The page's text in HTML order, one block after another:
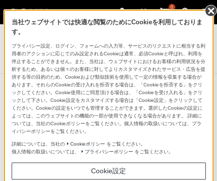
0
デジタルビデオカメラ ハンディカム
デジタルHDビデオカメラレコーダー
HDR-PJ675
180シーンを見分けて、自動的に鮮や
かに「おまかせオート」
「顔」「シーン」「揺れ」「屋内・屋外」の4つの要素
に加えて、カメラが自動で風のノイズを検知する「風ノ
イズ」の5つの要素から撮影シーンを認識。180通りの組
当社ウェブサイトでは快適な閲覧のためにCookieを利用しておりま
す。
プライバシー設定、ログイン、フォームへの入力等、サービスのリクエストに相当する利
用者のアクションに応じてのみ設定されるCookieは通常、必須Cookieと呼ばれ、利用を
停止することができません。また、当社は、ウェブサイトにおけるお客様の利用状況を分
析するため、あるいは個々のお客様に対してよりカスタマイズされたサービス・広告を提
供する等の目的のため、Cookieおよび類似技術を使用して一定の情報を収集する場合が
あります。それらのCookieの受け入れを拒否する場合は、「Cookieを拒否する」をクリ
ックしてください。Cookie使用にご同意頂ける場合は、「Cookieを受け入れる」をクリ
ックして下さい。Cookie設定をカスタマイズする場合は「Cookie設定」をクリックして
ください。Cookieの設定をいつでも管理することができます。選択したCookieの設定に
よっては、このウェブサイトの機能の一部が使用できなくなる場合があります。 詳細に
ついては、当社のCookieポリシーをご覧ください。個人情報の取扱いについては、プラ
イバシーポリシーをご覧ください。
詳細については、当社の Cookieポリシー をご覧ください。
個人情報の取扱いについては、
プライバシーポリシー をご覧ください。
Cookie設定